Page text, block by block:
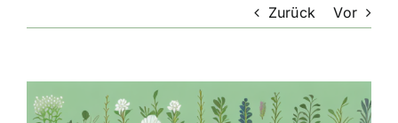
Zurück Vor
Zeige
grösseres